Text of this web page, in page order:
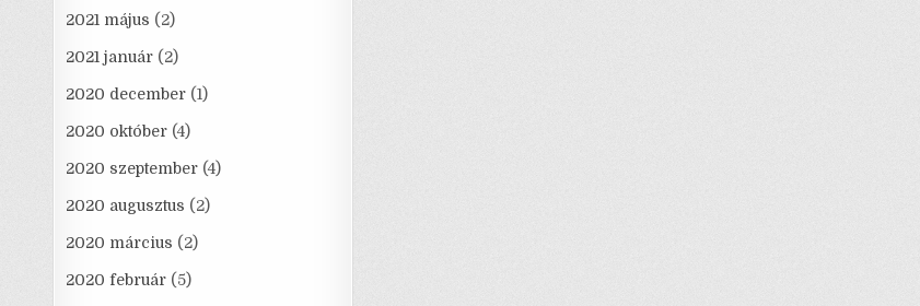
2021 május (2)
2021 január (2)
2020 december (1)
2020 október (4)
2020 szeptember (4)
2020 augusztus (2)
2020 március (2)
2020 február (5)